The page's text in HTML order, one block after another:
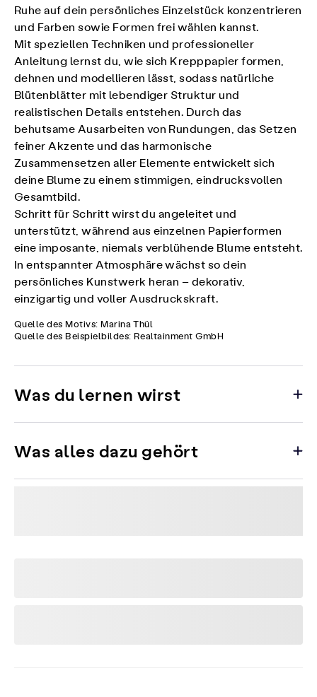
Ruhe auf dein persönliches Einzelstück konzentrieren
und Farben sowie Formen frei wählen kannst.
Mit speziellen Techniken und professioneller
Anleitung lernst du, wie sich Krepppapier formen,
dehnen und modellieren lässt, sodass natürliche
Blütenblätter mit lebendiger Struktur und
realistischen Details entstehen. Durch das
behutsame Ausarbeiten von Rundungen, das Setzen
feiner Akzente und das harmonische
Zusammensetzen aller Elemente entwickelt sich
deine Blume zu einem stimmigen, eindrucksvollen
Gesamtbild.
Schritt für Schritt wirst du angeleitet und
unterstützt, während aus einzelnen Papierformen
eine imposante, niemals verblühende Blume entsteht.
In entspannter Atmosphäre wächst so dein
persönliches Kunstwerk heran – dekorativ,
einzigartig und voller Ausdruckskraft.
Quelle des Motivs: Marina Thül
Quelle des Beispielbildes: Realtainment GmbH
Was du lernen wirst
Was alles dazu gehört